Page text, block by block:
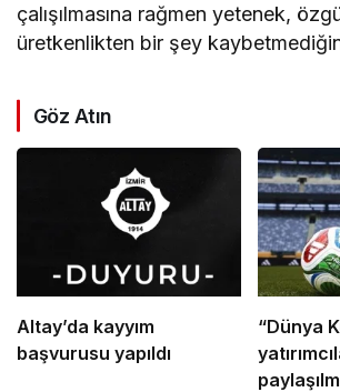
çalışılmasına rağmen yetenek,
üretkenlikten bir şey
Göz Atın
Altay’da kayyım
başvurusu yapıldı
“Dünya